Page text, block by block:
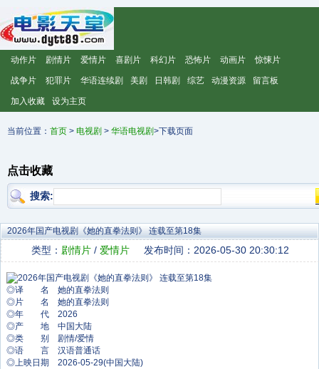
动作片 剧情片 爱情片 喜剧片 科幻片 恐怖片 动画片 惊悚片
战争片 犯罪片 华语连续剧 美剧 日韩剧 综艺 动漫资源 留言板
加入收藏 设为主页
当前位置： 首页 > 电视剧 > 华语电视剧>下载页面
点击收藏
搜索:
2026年国产电视剧《她的直拳法则》 连载至第18集
类型： 剧情片 / 爱情片 发布时间：2026-05-30 20:30:12
◎译 名 她的直拳法则
◎片 名 她的直拳法则
◎年 代 2026
◎产 地 中国大陆
◎类 别 剧情/爱情
◎语 言 汉语普通话
◎上映日期 2026-05-29(中国大陆)